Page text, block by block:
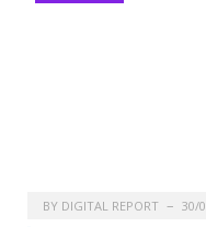
BY DIGITAL REPORT 30/